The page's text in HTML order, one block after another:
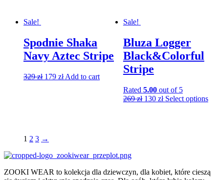
Sale!
Spodnie Shaka
Navy Aztec Stripe
329zł 179 zł Add to cart
Sale!
Bluza Logger
Black&Colorful
Stripe
Rated 5.00out of 5
269zł 130 zł Select options
1 2 3 →
ZOOKI WEAR to kolekcja dla dziewczyn, dla kobiet, które cieszą